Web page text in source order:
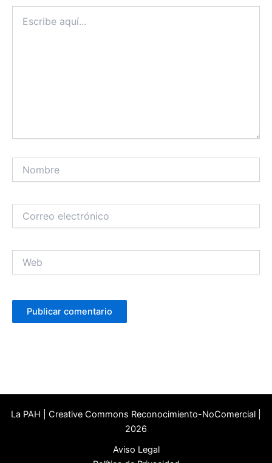
aquí...
electrónico
La PAH | Creative Commons Reconocimiento-NoComercial |
2026
Aviso Legal